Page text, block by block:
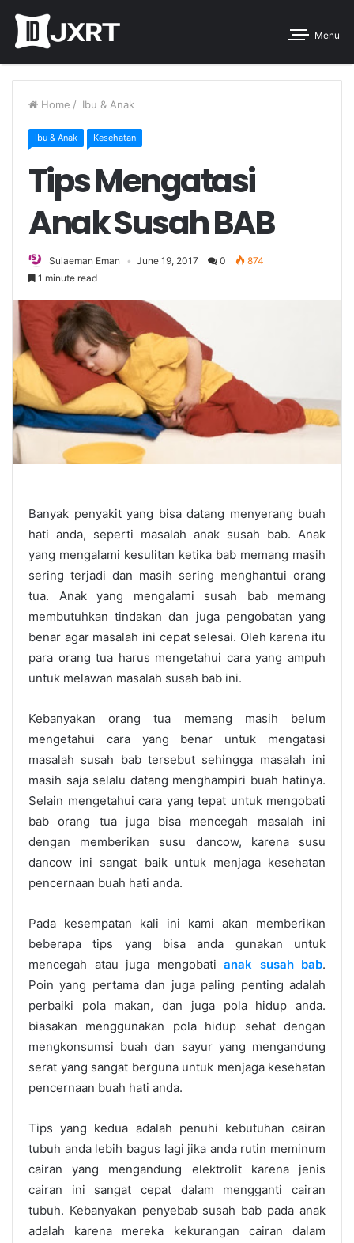
Menu
Home / Ibu & Anak
Ibu & Anak Kesehatan
Tips Mengatasi
Anak Susah BAB
Sulaeman Eman June 19, 2017 0
874
1 minute read
Banyak penyakit yang bisa datang menyerang buah
hati anda, seperti masalah anak susah bab. Anak
yang mengalami kesulitan ketika bab memang masih
sering terjadi dan masih sering menghantui orang
tua. Anak yang mengalami susah bab memang
membutuhkan tindakan dan juga pengobatan yang
benar agar masalah ini cepat selesai. Oleh karena itu
para orang tua harus mengetahui cara yang ampuh
untuk melawan masalah susah bab ini.
Kebanyakan orang tua memang masih belum
mengetahui cara yang benar untuk mengatasi
masalah susah bab tersebut sehingga masalah ini
masih saja selalu datang menghampiri buah hatinya.
Selain mengetahui cara yang tepat untuk mengobati
bab orang tua juga bisa mencegah masalah ini
dengan memberikan susu dancow, karena susu
dancow ini sangat baik untuk menjaga kesehatan
pencernaan buah hati anda.
Pada kesempatan kali ini kami akan memberikan
beberapa tips yang bisa anda gunakan untuk
mencegah atau juga mengobati anak susah bab.
Poin yang pertama dan juga paling penting adalah
perbaiki pola makan, dan juga pola hidup anda.
biasakan menggunakan pola hidup sehat dengan
mengkonsumsi buah dan sayur yang mengandung
serat yang sangat berguna untuk menjaga kesehatan
pencernaan buah hati anda.
Tips yang kedua adalah penuhi kebutuhan cairan
tubuh anda lebih bagus lagi jika anda rutin meminum
cairan yang mengandung elektrolit karena jenis
cairan ini sangat cepat dalam mengganti cairan
tubuh. Kebanyakan penyebab susah bab pada anak
adalah karena mereka kekurangan cairan dalam